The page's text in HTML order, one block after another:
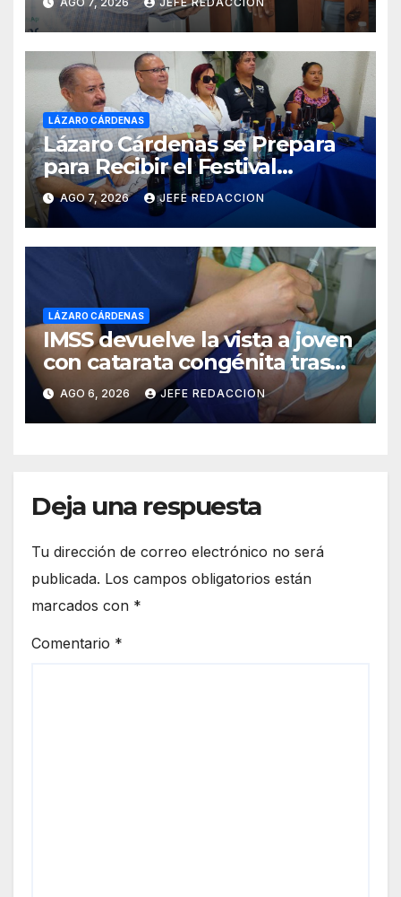
LÁZARO CÁRDENAS
Lázaro Cárdenas se Prepara
para Recibir el Festival
Internacional de la Cerveza
Costa de Michoacán 2026
AGO 7, 2026 JEFE REDACCION
LÁZARO CÁRDENAS
IMSS devuelve la vista a joven
con catarata congénita tras
23 años de limitación visual
AGO 6, 2026 JEFE REDACCION
Deja una respuesta
Tu dirección de correo electrónico no será
publicada. Los campos obligatorios están
marcados con *
Comentario *